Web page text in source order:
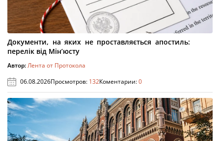
Документи, на яких не проставляється апостиль:
перелік від Мін’юсту
Автор:Лента от Протокола
06.08.2026Просмотров: 132Коментарии:0